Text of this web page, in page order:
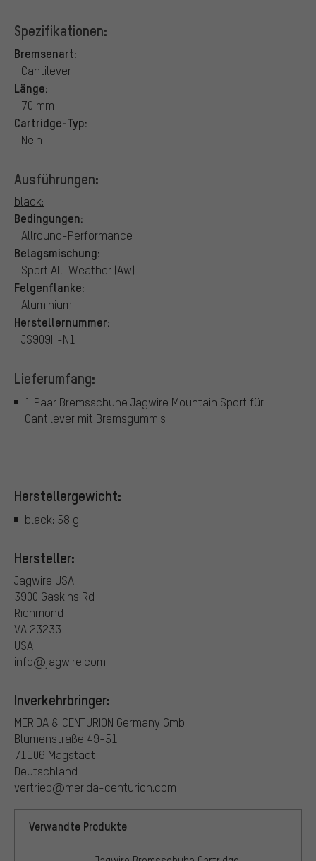
Spezifikationen:
Bremsenart:
Cantilever
Länge:
70 mm
Cartridge-Typ:
Nein
Ausführungen:
black:
Bedingungen:
Allround-Performance
Belagsmischung:
Sport All-Weather (Aw)
Felgenflanke:
Aluminium
Herstellernummer:
JS909H-N1
Lieferumfang:
1 Paar Bremsschuhe Jagwire Mountain Sport für
Cantilever mit Bremsgummis
Herstellergewicht:
black: 58 g
Hersteller:
Jagwire USA
3900 Gaskins Rd
Richmond
VA 23233
USA
info@jagwire.com
Inverkehrbringer:
MERIDA & CENTURION Germany GmbH
Blumenstraße 49-51
71106 Magstadt
Deutschland
vertrieb@merida-centurion.com
Verwandte Produkte